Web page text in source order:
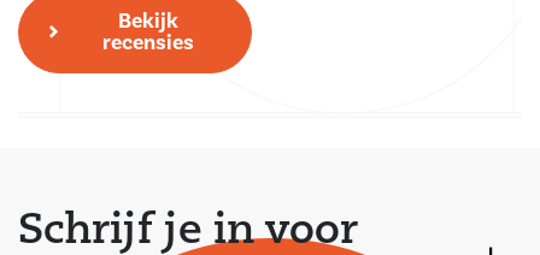
Schrijf je in voor
Bekijk
recensies